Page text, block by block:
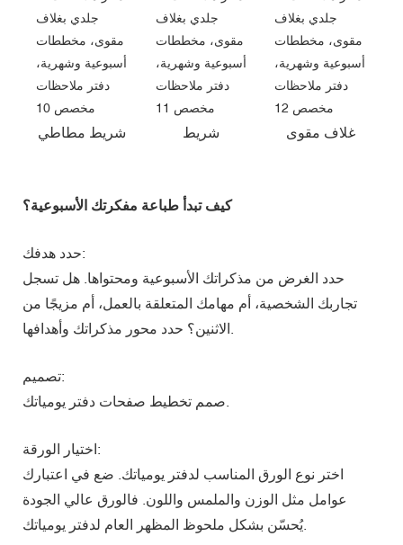
شريط مطاطي شريط غلاف مقوى
كيف تبدأ طباعة مفكرتك الأسبوعية؟
حدد هدفك:
حدد الغرض من مذكراتك الأسبوعية ومحتواها. هل تسجل
تجاربك الشخصية، أم مهامك المتعلقة بالعمل، أم مزيجًا من
تصميم:
اختيار الورقة:
اختر نوع الورق المناسب لدفتر يومياتك. ضع في اعتبارك
عوامل مثل الوزن والملمس واللون. فالورق عالي الجودة
يُحسّن بشكل ملحوظ المظهر العام لدفتر يومياتك.